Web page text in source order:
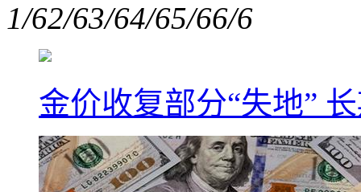
1/62/63/64/65/66/6
金价收复部分“失地”